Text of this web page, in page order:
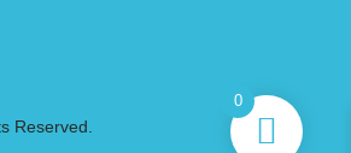
Reserved.
0